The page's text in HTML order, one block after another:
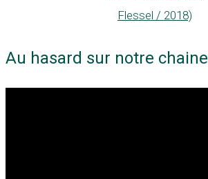
Flessel / 2018)
Au hasard sur notre chaine